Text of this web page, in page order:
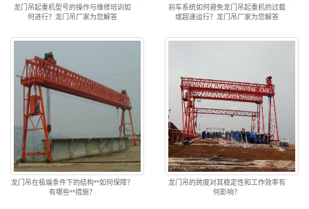
龙门吊起重机型号的操作与维修培训如
何进行？龙门吊厂家为您解答
刹车系统如何避免龙门吊起重机的过载
或超速运行？龙门吊厂家为您解答
龙门吊在极端条件下的结构**如何保障？
有哪些**措施？
龙门吊的跨度对其稳定性和工作效率有
何影响？